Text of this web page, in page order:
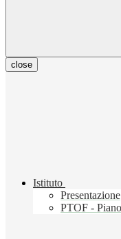
close
Istituto
Presentazione
PTOF -